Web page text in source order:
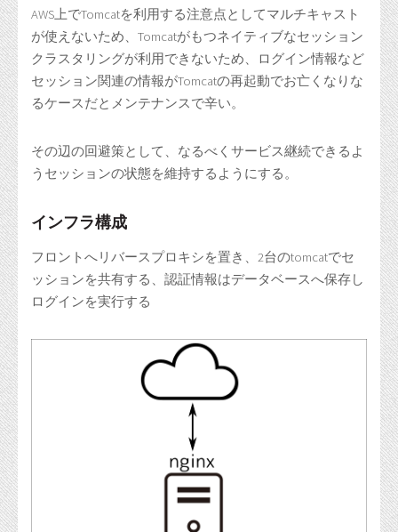
AWS上でTomcatを利用する注意点としてマルチキャスト
が使えないため、Tomcatがもつネイティブなセッション
クラスタリングが利用できないため、ログイン情報など
セッション関連の情報がTomcatの再起動でお亡くなりな
るケースだとメンテナンスで辛い。
その辺の回避策として、なるべくサービス継続できるよ
うセッションの状態を維持するようにする。
インフラ構成
フロントへリバースプロキシを置き、2台のtomcatでセ
ッションを共有する、認証情報はデータベースへ保存し
ログインを実行する